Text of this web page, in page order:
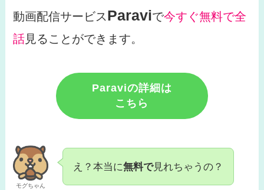
動画配信サービスParaviで今すぐ無料で全
話見ることができます。
Paraviの詳細は
こちら
モグちゃん
え？本当に無料で見れちゃうの？